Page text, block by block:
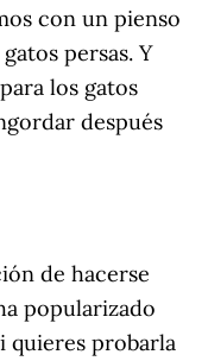
con un pienso
persas. Y
los gatos
después
de hacerse
popularizado
quieres probarla